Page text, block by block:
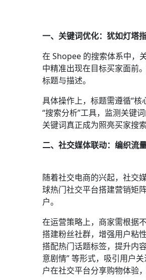
一、关键词优化：犹如灯塔
在 Shopee 的搜索体系中，
中精准出现在目标买家面前
标题与描述。​
具体操作上，标题需遵循“
“搜索分析”工具，监测关键
关键词真正成为照亮买家搜
二、社交媒体联动：编织流
随着社交电商的兴起，社交
球热门社交平台搭建营销矩
户。​
在运营策略上，商家需根据
搭建粉丝社群，增强用户粘
搭配热门话题标签，提升内
意剧情” 等形式，吸引用户
户在社交平台分享购物体验